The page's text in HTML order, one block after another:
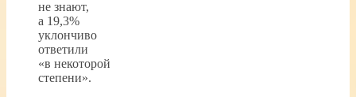
не знают,
а 19,3%
уклончиво
ответили
«в некоторой
степени».